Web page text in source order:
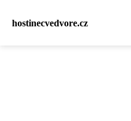
hostinecvedvore.cz